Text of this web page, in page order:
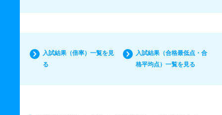
入試結果（倍率）一覧を見
る
入試結果（合格最低点・合
格平均点）一覧を見る